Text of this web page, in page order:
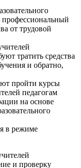
от трудовой
тратить средства
и обратно,
пройти курсы
педагогам
на основе
в режиме
и проверку